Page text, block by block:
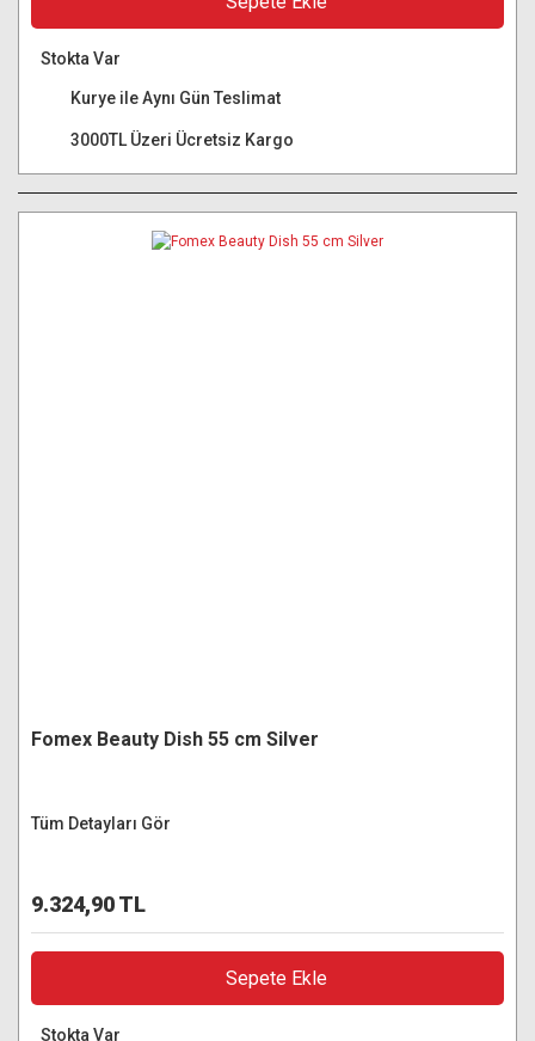
Stokta Var
Kurye ile Aynı Gün Teslimat
3000TL Üzeri Ücretsiz Kargo
Fomex Beauty Dish 55 cm Silver
Tüm Detayları Gör
9.324,90 TL
Sepete Ekle
Stokta Var